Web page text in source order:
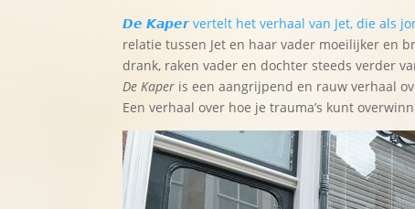
𝘿𝙚 𝙆𝙖𝙥𝙚𝙧 vertelt het verhaal van Jet, die als
relatie tussen Jet en haar vader moeilijker en
drank, raken vader en dochter steeds verder
De Kaper is een aangrijpend en rauw verhaal
Een verhaal over hoe je trauma’s kunt